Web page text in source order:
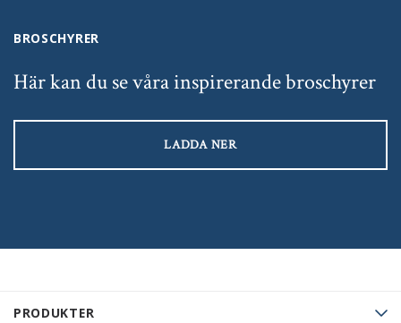
PRODUKTER
BROSCHYRER
Här kan du se våra inspirerande broschyrer
LADDA NER